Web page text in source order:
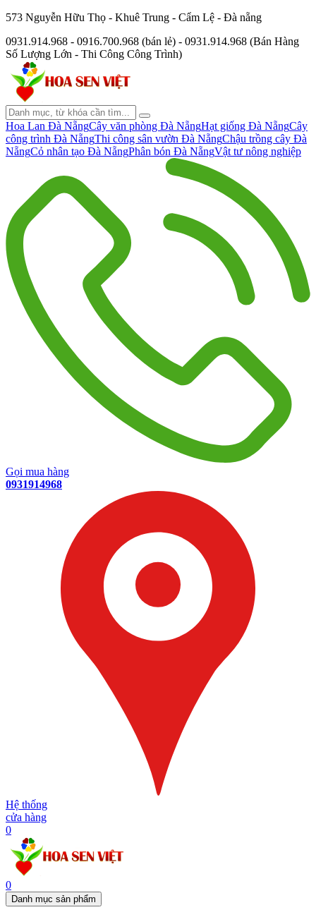
573 Nguyễn Hữu Thọ - Khuê Trung - Cẩm Lệ - Đà nẵng
0931.914.968 - 0916.700.968 (bán lẻ) - 0931.914.968 (Bán Hàng
Số Lượng Lớn - Thi Công Công Trình)
Hoa Lan Đà NẵngCây văn phòng Đà NẵngHạt giống Đà NẵngCây
công trình Đà NẵngThi công sân vườn Đà NẵngChậu trồng cây Đà
NẵngCỏ nhân tạo Đà NẵngPhân bón Đà NẵngVật tư nông nghiệp
Gọi mua hàng
0931914968
Hệ thống
cửa hàng
0
0
Danh mục sản phẩm